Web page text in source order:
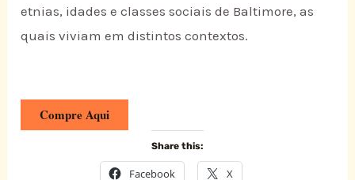
etnias, idades e classes sociais de Baltimore, as
quais viviam em distintos contextos.
Compre Aqui
Share this:
Facebook X